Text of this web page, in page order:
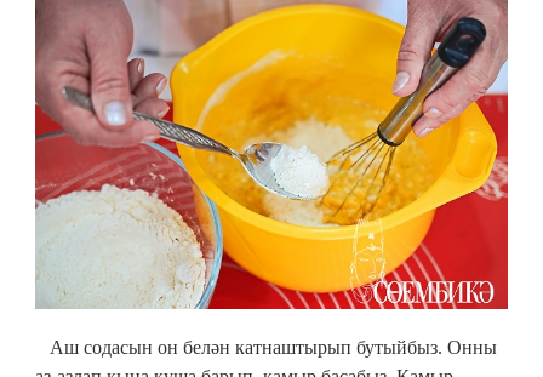
Аш содасын он белән катнаштырып бутыйбыз. Онны